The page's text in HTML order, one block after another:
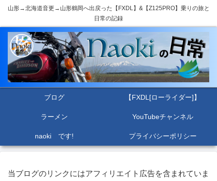
山形→北海道音更→山形鶴岡へ出戻った【FXDL】&【Z125PRO】乗りの旅と
日常の記録
ブログ 【FXDL[ローライダー]】
ラーメン YouTubeチャンネル
naoki です! プライバシーポリシー
当ブログのリンクにはアフィリエイト広告を含まれていま